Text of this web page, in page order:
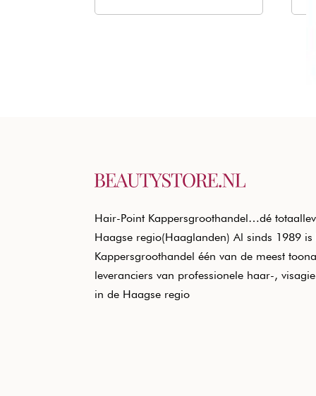
Hair-Point Kappersgroothandel…dé
Haagse regio(Haaglanden) Al sinds 1989
Kappersgroothandel één van de meest
leveranciers van professionele haar-,
in de Haagse regio